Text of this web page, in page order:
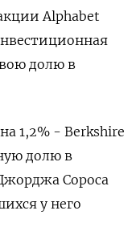
Alphabet
долю в
1,2% - Berkshire
долю в
Сороса
у него